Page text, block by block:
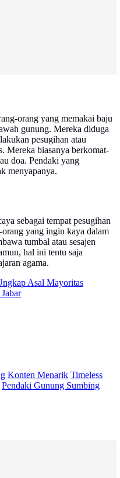
orang yang memakai baju
gunung. Mereka diduga
pesugihan atau
Mereka biasanya berkomat-
doa. Pendaki yang
menyapanya.
sebagai tempat pesugihan
yang ingin kaya dalam
tumbal atau sesajen
hal ini tentu saja
agama.
Asal Mayoritas
Konten Menarik Timeless
Pendaki Gunung Sumbing